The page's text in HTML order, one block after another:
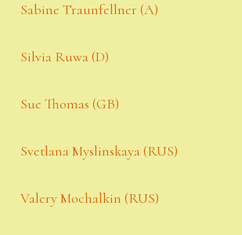
Sabine Traunfellner (A)
Silvia Ruwa (D)
Sue Thomas (GB)
Svetlana Myslinskaya (RUS)
Valery Mochalkin (RUS)